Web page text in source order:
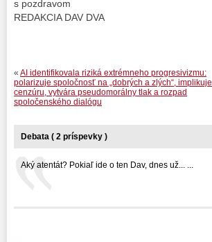
s pozdravom
REDAKCIA DAV DVA
« AI identifikovala riziká extrémneho progresivizmu:
polarizuje spoločnosť na „dobrých a zlých“, implikuje
cenzúru, vytvára pseudomorálny tlak a rozpad
spoločenského dialógu
Debata ( 2 príspevky )
Aký atentát? Pokiaľ ide o ten Dav, dnes už... ...